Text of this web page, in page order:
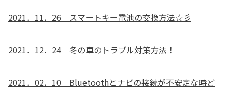
2021．11．26 スマートキー電池の交換方法☆彡
2021．12．24 冬の車のトラブル対策方法！
2021．02．10 Bluetoothとナビの接続が不安定な時ど